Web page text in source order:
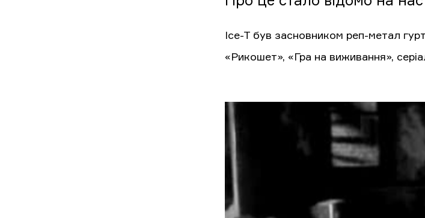
Ice-T був засновником реп-метал
«Рикошет», «Гра на виживання»,